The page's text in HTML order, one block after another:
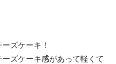
ズケーキ！
ズケーキ感があって軽くて